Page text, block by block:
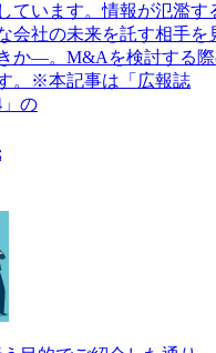
ています。情報が氾濫す
会社の未来を託す相手を
か―。M&Aを検討する
。※本記事は「広報誌
」の